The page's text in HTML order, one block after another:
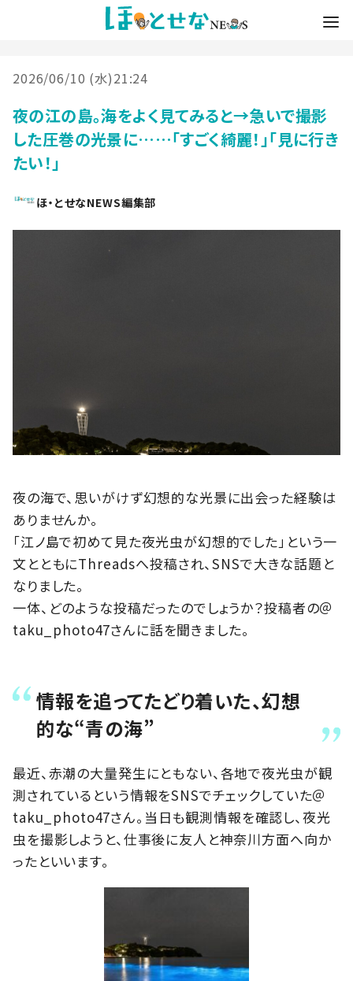
2026/06/10 (水)21:24
夜の江の島。海をよく見てみると→急いで撮影
した圧巻の光景に……「すごく綺麗！」「見に行き
たい！」
ほ・とせなNEWS編集部
夜の海で、思いがけず幻想的な光景に出会った経験は
ありませんか。
「江ノ島で初めて見た夜光虫が幻想的でした」という一
文とともにThreadsへ投稿され、SNSで大きな話題と
なりました。
一体、どのような投稿だったのでしょうか？投稿者の＠
taku_photo47さんに話を聞きました。
情報を追ってたどり着いた、幻想
的な“青の海”
最近、赤潮の大量発生にともない、各地で夜光虫が観
測されているという情報をSNSでチェックしていた＠
taku_photo47さん。当日も観測情報を確認し、夜光
虫を撮影しようと、仕事後に友人と神奈川方面へ向か
ったといいます。